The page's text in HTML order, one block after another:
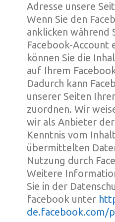
Adresse unsere
Wenn Sie den
anklicken während
Facebook-Account
können Sie die
auf Ihrem
Dadurch kann
unserer Seiten
zuordnen. Wir
wir als Anbieter
Kenntnis vom
übermittelten
Nutzung durch
Weitere
Sie in der
facebook unter
de.facebook.com/